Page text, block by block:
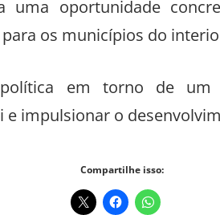
uma oportunidade
os municípios do
em torno de um
e impulsionar o
Compartilhe isso: